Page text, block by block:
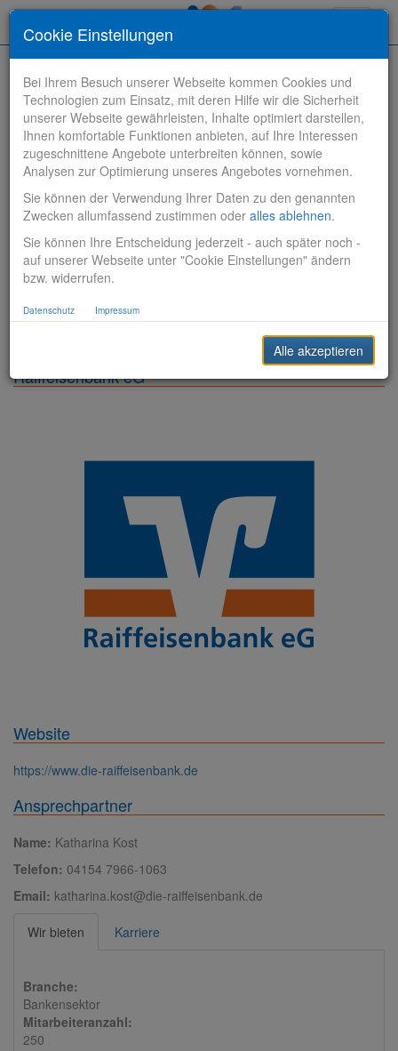
Stelle finden
Vertriebsbank
Produktionsbank
Sonstiges
Raiffeisenbank eG
Website
https://www.die-raiffeisenbank.de
Ansprechpartner
Name: Katharina Kost
Telefon: 04154 7966-1063
Email: katharina.kost@die-raiffeisenbank.de
Wir bieten Karriere
Branche:
Bankensektor
Mitarbeiteranzahl:
250
Cookie Einstellungen
Bei Ihrem Besuch unserer Webseite kommen Cookies und
Technologien zum Einsatz, mit deren Hilfe wir die Sicherheit
unserer Webseite gewährleisten, Inhalte optimiert darstellen,
Ihnen komfortable Funktionen anbieten, auf Ihre Interessen
zugeschnittene Angebote unterbreiten können, sowie
Analysen zur Optimierung unseres Angebotes vornehmen.
Sie können der Verwendung Ihrer Daten zu den genannten
Zwecken allumfassend zustimmen oder alles ablehnen.
Sie können Ihre Entscheidung jederzeit - auch später noch -
auf unserer Webseite unter "Cookie Einstellungen" ändern
bzw. widerrufen.
Datenschutz Impressum
Alle akzeptieren